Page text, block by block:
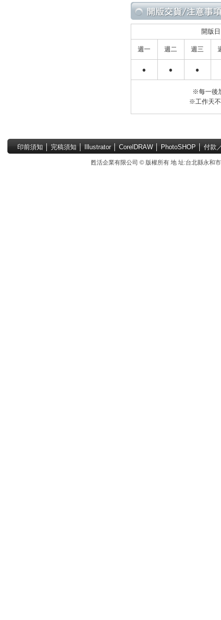
開版日
週一 週二 週三
● ● ●
※每一後
※工作天
印前須知 完稿須知 Illustrator│ CorelDRAW│ PhotoSHOP 付款
甦活企業有限公司 © 版權所有 地 址:台北縣永